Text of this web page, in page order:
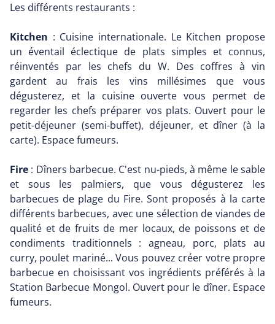
Les différents restaurants :
Kitchen : Cuisine internationale. Le Kitchen propose
un éventail éclectique de plats simples et connus,
réinventés par les chefs du W. Des coffres à vin
gardent au frais les vins millésimes que vous
dégusterez, et la cuisine ouverte vous permet de
regarder les chefs préparer vos plats. Ouvert pour le
petit-déjeuner (semi-buffet), déjeuner, et dîner (à la
carte). Espace fumeurs.
Fire : Dîners barbecue. C'est nu-pieds, à même le sable
et sous les palmiers, que vous dégusterez les
barbecues de plage du Fire. Sont proposés à la carte
différents barbecues, avec une sélection de viandes de
qualité et de fruits de mer locaux, de poissons et de
condiments traditionnels : agneau, porc, plats au
curry, poulet mariné... Vous pouvez créer votre propre
barbecue en choisissant vos ingrédients préférés à la
Station Barbecue Mongol. Ouvert pour le dîner. Espace
fumeurs.